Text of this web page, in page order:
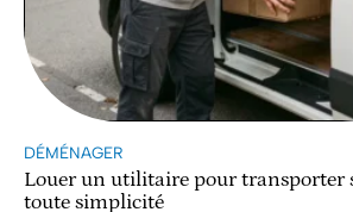
DÉMÉNAGER
Louer un utilitaire pour transporter
toute simplicité